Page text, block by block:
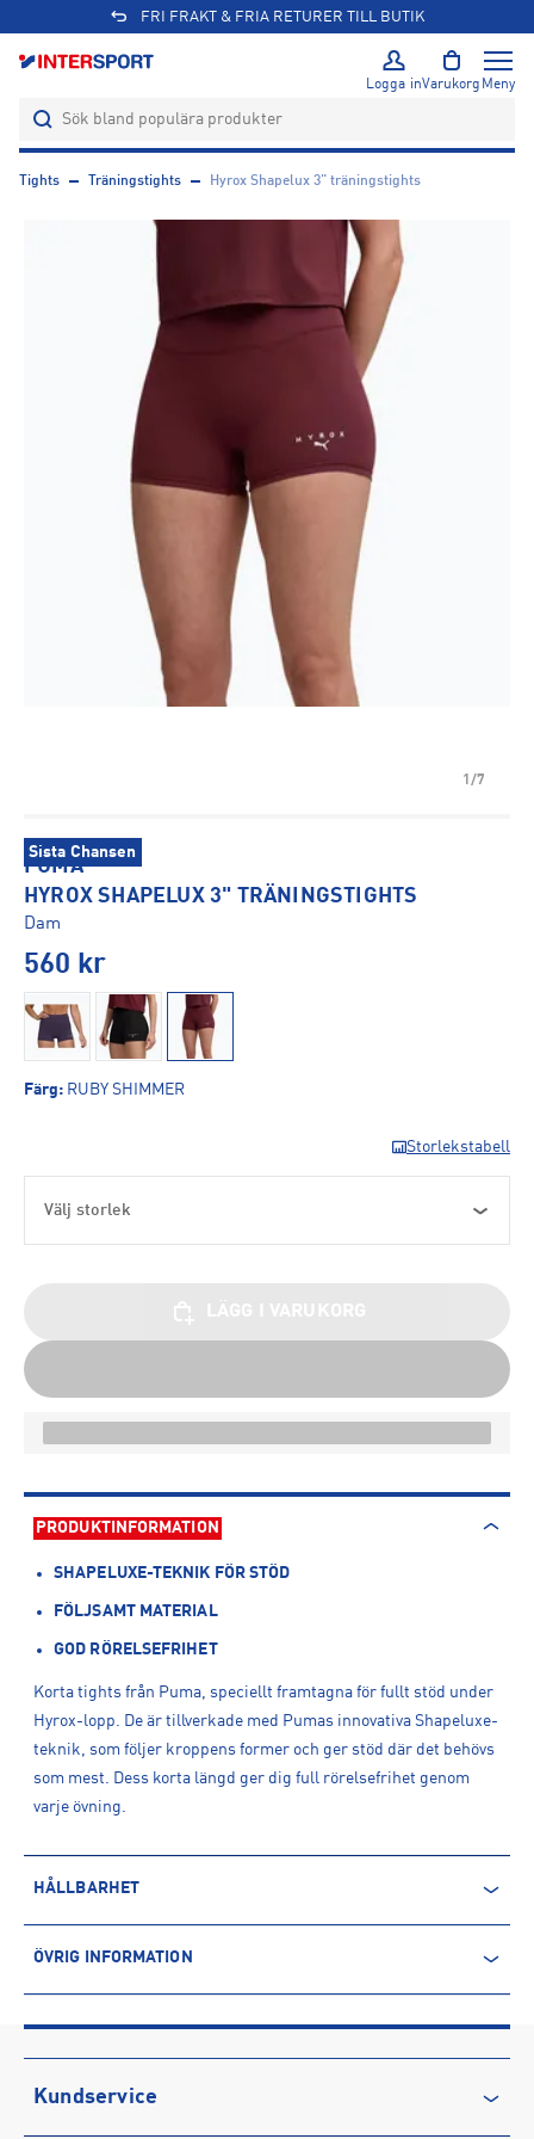
FRI FRAKT & FRIA RETURER TILL BUTIK
Logga inVarukorg Meny
Tights Träningstights Hyrox Shapelux 3" träningstights
1/7
Sista Chansen
PUMA
HYROX SHAPELUX 3" TRÄNINGSTIGHTS
Dam
560 kr
Färg: RUBY SHIMMER
Storlekstabell
Välj storlek
PRODUKTINFORMATION
SHAPELUXE-TEKNIK FÖR STÖD
FÖLJSAMT MATERIAL
GOD RÖRELSEFRIHET
Korta tights från Puma, speciellt framtagna för fullt stöd under
Hyrox-lopp. De är tillverkade med Pumas innovativa Shapeluxe-
teknik, som följer kroppens former och ger stöd där det behövs
som mest. Dess korta längd ger dig full rörelsefrihet genom
varje övning.
HÅLLBARHET
återvunnen polyester kommer däremot främst från PET-flaskor.
Processen innebär minskade utsläpp av koldioxid och mindre
användning av vatten och kemikalier.
ÖVRIG INFORMATION
Produktnummer: 1598324
Leverantörens produktnummer: 528163
Artikelnummer: 159832401-Ruby Shimmer
Kundservice